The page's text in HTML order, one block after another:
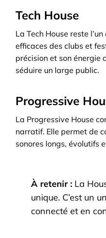
Tech House
La Tech House reste
efficaces des clubs et
précision et son énergie
séduire un large public.
Progressive
La Progressive House
narratif. Elle permet de
sonores longs, évolutifs
À retenir : La
unique. C’est un
connecté et en